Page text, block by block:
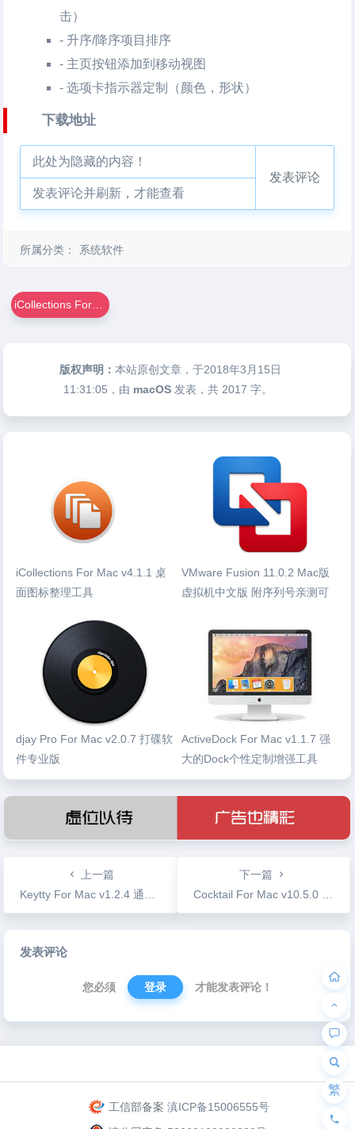
击）
- 升序/降序项目排序
- 主页按钮添加到移动视图
- 选项卡指示器定制（颜色，形状）
下载地址
此处为隐藏的内容！
发表评论并刷新，才能查看
发表评论
所属分类： 系统软件
版权声明：本站原创文章，于2018年3月15日
11:31:05 ，由 macOS 发表，共 2017 字。
iCollections For Mac v4.1.1 桌
面图标整理工具
VMware Fusion 11.0.2 Mac版
虚拟机中文版 附序列号亲测可
djay Pro For Mac v2.0.7 打碟软
件专业版
ActiveDock For Mac v1.1.7 强
大的Dock个性定制增强工具
上一篇
Keytty For Mac v1.2.4 通过键盘命令控制你的鼠标
下一篇
Cocktail For Mac v10.5.0 系统优化清理工具
发表评论
您必须 登录 才能发表评论！
工信部备案 滇ICP备15006555号
繁